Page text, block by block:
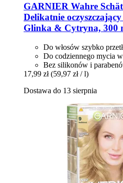
GARNIER Wahre
Delikatnie
Glinka & Cytryna, 300
Do włosów szybko
Do codziennego mycia
Bez silikonów i
17,99 zł (59,97 zł / l)
Dostawa do 13 sierpnia